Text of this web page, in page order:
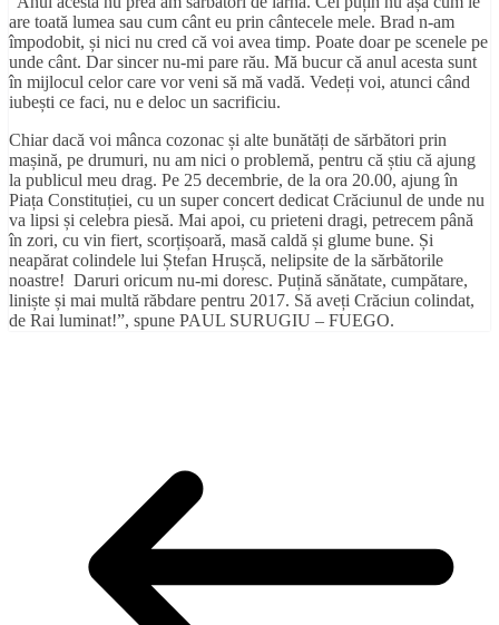
are toată lumea sau cum cânt eu prin cântecele mele. Brad n-am
împodobit, și nici nu cred că voi avea timp. Poate doar pe scenele pe
unde cânt. Dar sincer nu-mi pare rău. Mă bucur că anul acesta sunt
în mijlocul celor care vor veni să mă vadă. Vedeți voi, atunci când
iubești ce faci, nu e deloc un sacrificiu.
Chiar dacă voi mânca cozonac și alte bunătăți de sărbători prin
mașină, pe drumuri, nu am nici o problemă, pentru că știu că ajung
la publicul meu drag. Pe 25 decembrie, de la ora 20.00, ajung în
Piața Constituției, cu un super concert dedicat Crăciunul de unde nu
va lipsi și celebra piesă. Mai apoi, cu prieteni dragi, petrecem până
în zori, cu vin fiert, scorțișoară, masă caldă și glume bune. Și
neapărat colindele lui Ștefan Hrușcă, nelipsite de la sărbătorile
noastre! Daruri oricum nu-mi doresc. Puțină sănătate, cumpătare,
liniște și mai multă răbdare pentru 2017. Să aveți Crăciun colindat,
de Rai luminat!”, spune PAUL SURUGIU – FUEGO.